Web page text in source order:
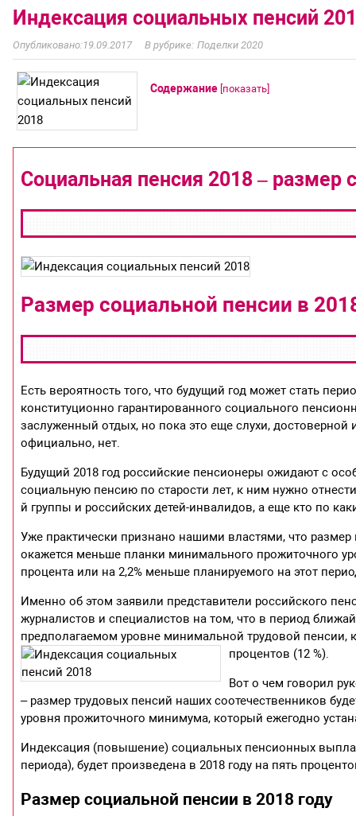
Индексация социальных пенсий
19.09.2017 Поделки 2020
Содержание [показать]
Социальная пенсия 2018 –
Размер социальной пенсии в
Есть вероятность того, что будущий год может стать
конституционно гарантированного социального
заслуженный отдых, но пока это еще слухи,
официально, нет.
Будущий 2018 год российские пенсионеры ожидают с
социальную пенсию по старости лет, к ним нужно
й группы и российских детей-инвалидов, а еще кто по
Уже практически признано нашими властями, что
окажется меньше планки минимального прожиточного
процента или на 2,2% меньше планируемого на этот
Именно об этом заявили представители российского
журналистов и специалистов на том, что в период
предполагаемом уровне минимальной трудовой
процентов (12 %).
Вот о чем говорил
– размер трудовых пенсий наших соотечественников
уровня прожиточного минимума, который ежегодно
Индексация (повышение) социальных пенсионных
периода), будет произведена в 2018 году на пять
Размер социальной пенсии в 2018 году